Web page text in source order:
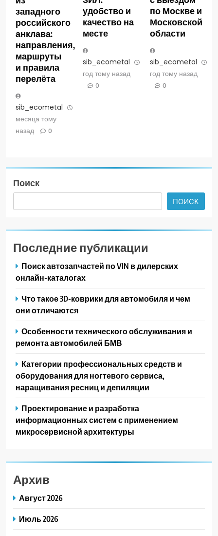
западного
российского
анклава:
направления,
маршруты
и правила
перелёта
sib_ecometal
месяца тому
назад
0
удобство и
качество на
месте
sib_ecometal
год тому назад
0
по Москве и
Московской
области
sib_ecometal
год тому назад
0
Поиск
ПОИСК
Последние публикации
Поиск автозапчастей по VIN в дилерских
онлайн-каталогах
Что такое 3D-коврики для автомобиля и чем
они отличаются
Особенности технического обслуживания и
ремонта автомобилей БМВ
Категории профессиональных средств и
оборудования для ногтевого сервиса,
наращивания ресниц и депиляции
Проектирование и разработка
информационных систем с применением
микросервисной архитектуры
Архив
Август 2026
Июль 2026